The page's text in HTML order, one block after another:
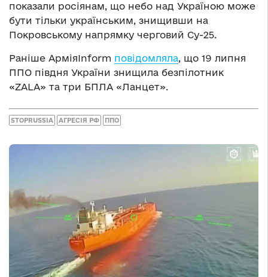
показали росіянам, що небо над Україною може
бути тільки українським, знищивши на
Покровському напрямку черговий Су-25.
Раніше АрміяInform повідомляла, що 19 липня
ППО півдня України знищила безпілотник
«ZALA» та три БПЛА «Ланцет».
STOPRUSSIA АГРЕСІЯ РФ ППО